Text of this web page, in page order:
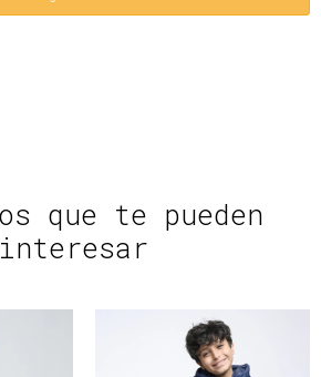
que te pueden
interesar